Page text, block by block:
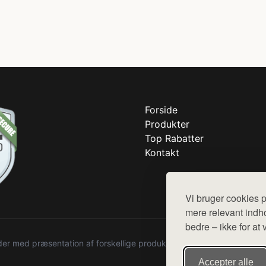
Vi bruger cookies
mere relevant
bedre – ikke for
Accepter alle
Forside
Produkter
Top Rabatter
Kontakt
med præsentation af forskellige produkter fra diverse